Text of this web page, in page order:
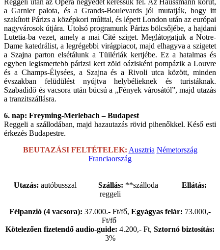
Reggeli után az Opera negyedét keressük fel. Az Haussmann körút,
a Garnier palota, és a Grands-Boulevards jól mutatják, hogy itt
szakított Párizs a középkori múlttal, és lépett London után az európai
nagyvárosok útjára. Utolsó programunk Párizs bölcsőjébe, a hajdani
Lutetia-ba vezet, amely a mai Cité sziget. Meglátogatjuk a Notre-
Dame katedrálist, a legrégebbi virágpiacot, majd elhagyva a szigetet
a Szajna parton elsétálunk a Tüilériák kertjébe. Ez a hatalmas és
egyben legismertebb párizsi kert zöld oázisként pompázik a Louvre
és a Champs-Élysées, a Szajna és a Rivoli utca között, minden
évszakban felüdülést nyújtva helybélieknek és turistáknak.
Szabadidő és vacsora után búcsú a „Fények városától”, majd utazás
a tranzitszállásra.
6. nap: Freyming-Merlebach – Budapest
Reggeli a szállodában, majd hazautazás rövid pihenőkkel. Késő esti
érkezés Budapestre.
BEUTAZÁSI FELTÉTELEK: Ausztria Németország
Franciaország
Utazás: autóbusszal Szállás: **szálloda Ellátás:
reggeli
Félpanzió (4 vacsora): 37.000.- Ft/fő, Egyágyas felár: 73.000,-
Ft/fő
Kötelezően fizetendő audio-guide: 4.200,- Ft, Sztornó biztosítás:
3%